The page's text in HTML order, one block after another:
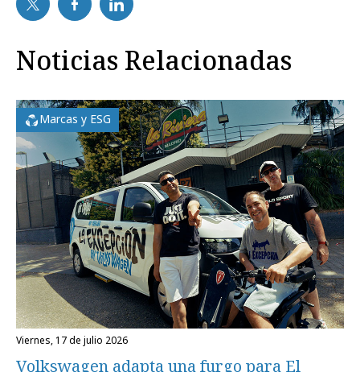
Noticias Relacionadas
Marcas y ESG
viernes, 17 de julio 2026
Volkswagen adapta una furgo para El